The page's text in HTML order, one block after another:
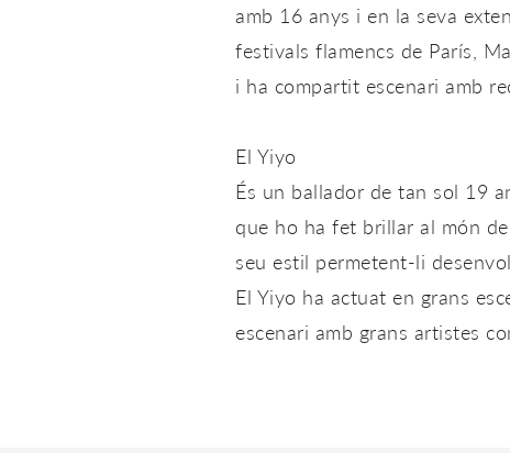
amb 16 anys i en la seva
festivals flamencs de París,
i ha compartit escenari amb
El Yiyo
És un ballador de tan sol 19
que ho ha fet brillar al món
seu estil permetent-li
El Yiyo ha actuat en grans
escenari amb grans artistes